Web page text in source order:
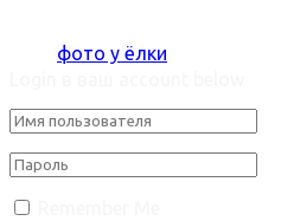
«Мы команда», тосты